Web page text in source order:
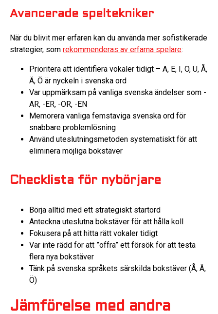
Avancerade speltekniker
När du blivit mer erfaren kan du använda mer sofistikerade
strategier, som rekommenderas av erfarna spelare:
Prioritera att identifiera vokaler tidigt – A, E, I, O, U, Å,
Ä, Ö är nyckeln i svenska ord
Var uppmärksam på vanliga svenska ändelser som -
AR, -ER, -OR, -EN
Memorera vanliga femstaviga svenska ord för
snabbare problemlösning
Använd uteslutningsmetoden systematiskt för att
eliminera möjliga bokstäver
Checklista för nybörjare
Börja alltid med ett strategiskt startord
Anteckna uteslutna bokstäver för att hålla koll
Fokusera på att hitta rätt vokaler tidigt
Var inte rädd för att ”offra” ett försök för att testa
flera nya bokstäver
Tänk på svenska språkets särskilda bokstäver (Å, Ä,
Ö)
Jämförelse med andra